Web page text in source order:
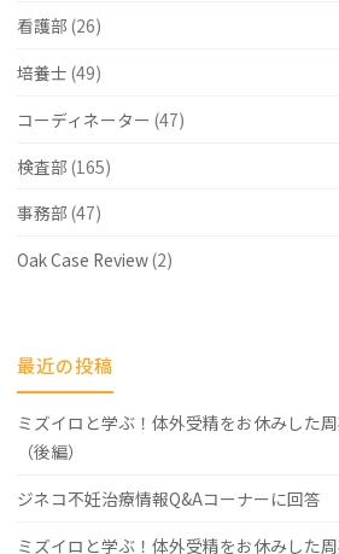
看護部 (26)
培養士 (49)
コーディネーター (47)
検査部 (165)
事務部 (47)
Oak Case Review(2)
最近の投稿
ミズイロと学ぶ！体外受精をお休みした
（後編）
ジネコ不妊治療情報Q&Aコーナーに回答
ミズイロと学ぶ！体外受精をお休みした